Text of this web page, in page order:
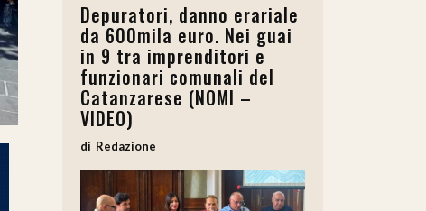
Depuratori, danno erariale
da 600mila euro. Nei guai
in 9 tra imprenditori e
funzionari comunali del
Catanzarese (NOMI –
VIDEO)
Redazione